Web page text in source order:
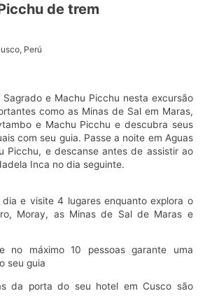
de trem
Perú
e Machu Picchu nesta excursão
como as Minas de Sal em Maras,
e Machu Picchu e descubra seus
com seu guia. Passe a noite em Aguas
Picchu, e descanse antes de assistir ao
Inca no dia seguinte.
e visite 4 lugares enquanto explora o
Moray, as Minas de Sal de Maras e
no máximo 10 pessoas garante uma
seu guia
da porta do seu hotel em Cusco são